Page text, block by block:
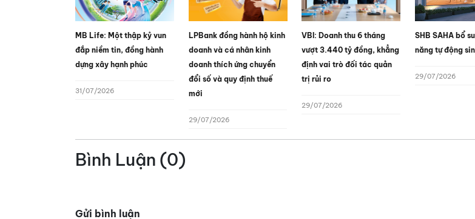
MB Life: Một thập kỷ vun
đắp niềm tin, đồng hành
dựng xây hạnh phúc
31/07/2026
LPBank đồng hành hộ kinh
doanh và cá nhân kinh
doanh thích ứng chuyển
đổi số và quy định thuế
mới
29/07/2026
VBI: Doanh thu 6 tháng
vượt 3.440 tỷ đồng, khẳng
định vai trò đối tác quản
trị rủi ro
29/07/2026
SHB SAHA bổ
năng tự động
29/07/2026
Bình Luận (0)
Gửi bình luận